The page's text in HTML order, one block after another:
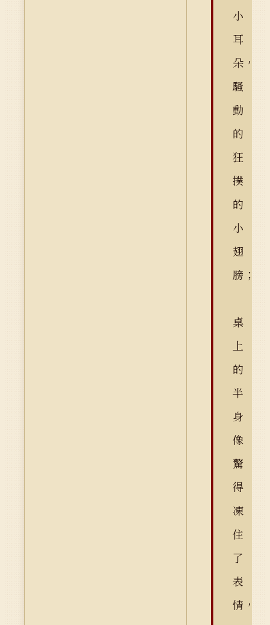
小
耳
朵，
騷
動
的
狂
撲
的
小
翅
膀；
桌
上
的
半
身
像
驚
得
凍
住
了
表
情，